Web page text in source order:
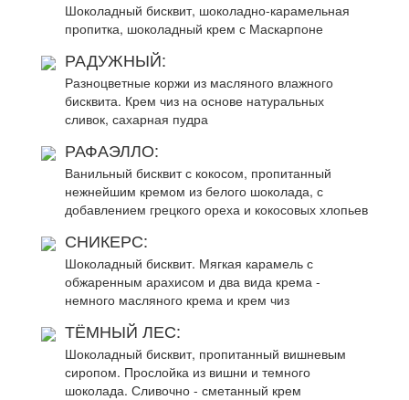
Шоколадный бисквит, шоколадно-карамельная
пропитка, шоколадный крем с Маскарпоне
РАДУЖНЫЙ:
Разноцветные коржи из масляного влажного
бисквита. Крем чиз на основе натуральных
сливок, сахарная пудра
РАФАЭЛЛО:
Ванильный бисквит с кокосом, пропитанный
нежнейшим кремом из белого шоколада, с
добавлением грецкого ореха и кокосовых хлопьев
СНИКЕРС:
Шоколадный бисквит. Мягкая карамель с
обжаренным арахисом и два вида крема -
немного масляного крема и крем чиз
ТЁМНЫЙ ЛЕС:
Шоколадный бисквит, пропитанный вишневым
сиропом. Прослойка из вишни и темного
шоколада. Сливочно - сметанный крем